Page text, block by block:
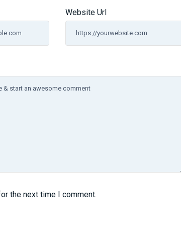
Website Url
the next time I comment.